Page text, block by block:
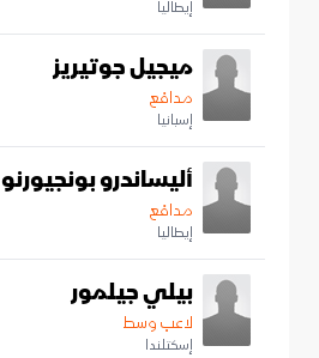
إيطاليا
ميجيل جوتيريز
مدافع
إسبانيا
أليساندرو بونجيورنو
مدافع
إيطاليا
بيلي جيلمور
لاعب وسط
إسكتلندا